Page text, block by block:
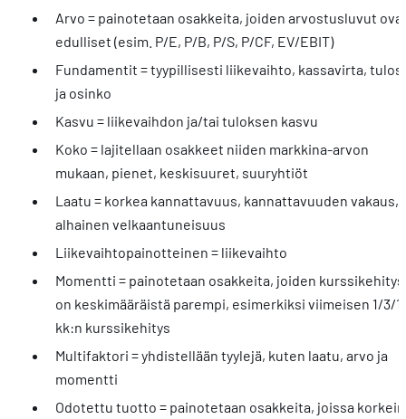
Arvo = painotetaan osakkeita, joiden arvostusluvut
edulliset (esim. P/E, P/B, P/S, P/CF, EV/EBIT)
Fundamentit = tyypillisesti liikevaihto, kassavirta, tulos
ja osinko
Kasvu = liikevaihdon ja/tai tuloksen kasvu
Koko = lajitellaan osakkeet niiden markkina-arvon
mukaan, pienet, keskisuuret, suuryhtiöt
Laatu = korkea kannattavuus, kannattavuuden vakaus,
alhainen velkaantuneisuus
Liikevaihtopainotteinen = liikevaihto
Momentti = painotetaan osakkeita, joiden kurssikehitys
on keskimääräistä parempi, esimerkiksi viimeisen 1/3/
kk:n kurssikehitys
Multifaktori = yhdistellään tyylejä, kuten laatu, arvo ja
momentti
Odotettu tuotto = painotetaan osakkeita, joissa korkein